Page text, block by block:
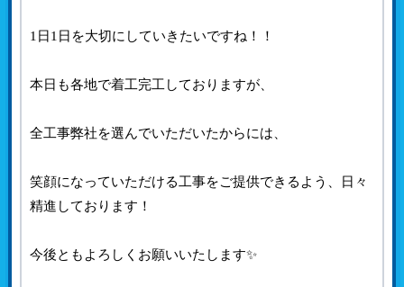
1日1日を大切にしていきたいですね！！
本日も各地で着工完工しておりますが、
全工事弊社を選んでいただいたからには、
笑顔になっていただける工事をご提供できるよう、日々
精進しております！
今後ともよろしくお願いいたします✨